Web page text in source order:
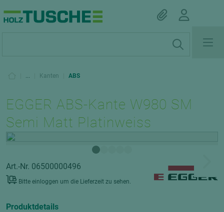
... Kanten ABS
EGGER ABS-Kante W980 SM
Semi Matt Platinweiss
Art.-Nr. 06500000496
Bitte einloggen um die Lieferzeit zu sehen.
Produktdetails